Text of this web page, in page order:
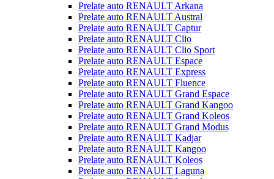
Prelate auto RENAULT Arkana
Prelate auto RENAULT Austral
Prelate auto RENAULT Captur
Prelate auto RENAULT Clio
Prelate auto RENAULT Clio Sport
Prelate auto RENAULT Espace
Prelate auto RENAULT Express
Prelate auto RENAULT Fluence
Prelate auto RENAULT Grand Espace
Prelate auto RENAULT Grand Kangoo
Prelate auto RENAULT Grand Koleos
Prelate auto RENAULT Grand Modus
Prelate auto RENAULT Kadjar
Prelate auto RENAULT Kangoo
Prelate auto RENAULT Koleos
Prelate auto RENAULT Laguna